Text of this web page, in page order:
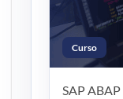
Curso
SAP ABAP